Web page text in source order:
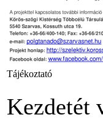
Tájékoztató
Kezdetét